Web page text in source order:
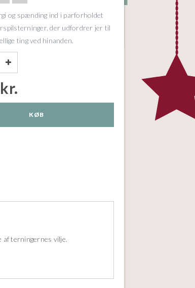
og spænding ind i parforholdet
der udfordrer jer til
ting ved hinanden.

KØB
terningernes vilje.